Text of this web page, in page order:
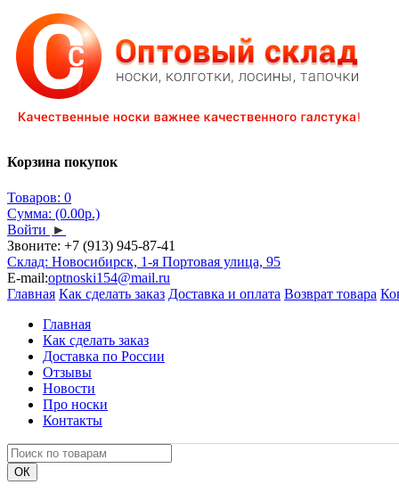
Корзина покупок
Товаров: 0
Сумма: (0.00р.)
Войти ►
Звоните: +7 (913) 945-87-41
Склад: Новосибирск, 1-я Портовая улица, 95
E-mail:optnoski154@mail.ru
Главная Как сделать заказ Доставка и оплата Возврат товара
Главная
Как сделать заказ
Доставка по России
Отзывы
Новости
Про носки
Контакты